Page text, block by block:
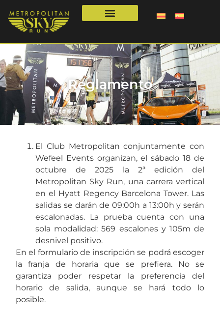
Reglamento
El Club Metropolitan conjuntamente con
Wefeel Events organizan, el sábado 18 de
octubre de 2025 la 2ª edición del
Metropolitan Sky Run, una carrera vertical
en el Hyatt Regency Barcelona Tower. Las
salidas se darán de 09:00h a 13:00h y serán
escalonadas. La prueba cuenta con una
sola modalidad: 569 escalones y 105m de
desnivel positivo.
En el formulario de inscripción se podrá escoger
la franja de horaria que se prefiera. No se
garantiza poder respetar la preferencia del
horario de salida, aunque se hará todo lo
posible.